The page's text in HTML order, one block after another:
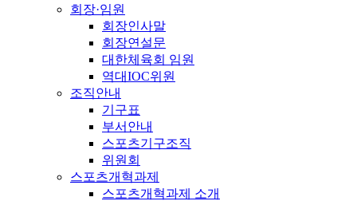
회장·임원
회장인사말
회장연설문
대한체육회 임원
역대IOC위원
조직안내
기구표
부서안내
스포츠기구조직
위원회
스포츠개혁과제
스포츠개혁과제 소개